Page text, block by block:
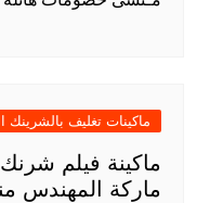
ماكينات تغليف بالشرينك
ماركة المهندس